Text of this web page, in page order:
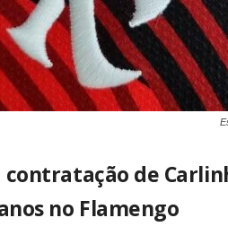
de
no Flamengo